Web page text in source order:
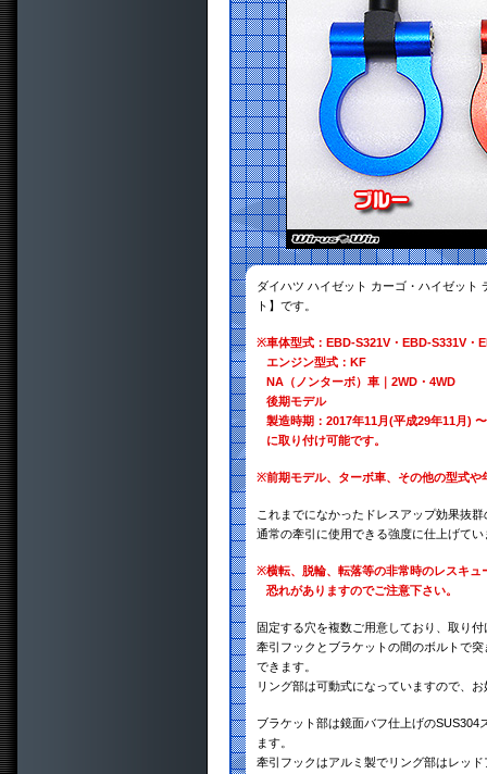
ダイハツ ハイゼット カーゴ・ハイゼット
ト】です。
※車体型式：EBD-S321V・EBD-S331V・
エンジン型式：KF
NA（ノンターボ）車｜2WD・4WD
後期モデル
製造時期：2017年11月(平成29年11月)
に取り付け可能です。
※前期モデル、ターボ車、その他の型式
これまでになかったドレスアップ効果抜
通常の牽引に使用できる強度に仕上げてい
※横転、脱輪、転落等の非常時のレスキ
恐れがありますのでご注意下さい。
固定する穴を複数ご用意しており、取り
牽引フックとブラケットの間のボルトで
できます。
リング部は可動式になっていますので、
ブラケット部は鏡面バフ仕上げの
ます。
牽引フックはアルミ製でリング部はレッ